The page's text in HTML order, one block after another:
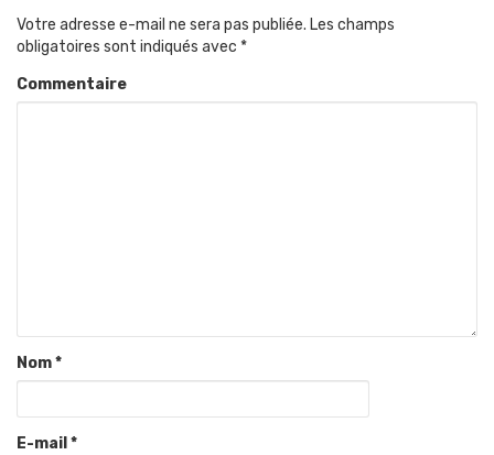
Votre adresse e-mail ne sera pas publiée. Les champs
obligatoires sont indiqués avec *
Commentaire
Nom*
E-mail *